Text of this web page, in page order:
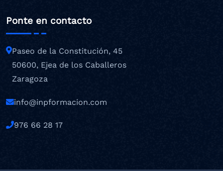
Ponte en contacto
Paseo de la Constitución, 45
50600, Ejea de los Caballeros
Zaragoza
info@inpformacion.com
976 66 28 17